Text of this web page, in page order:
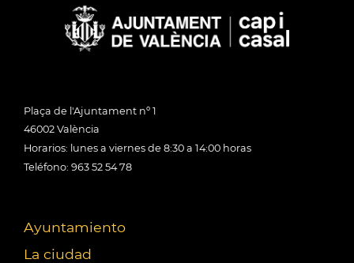
Plaça de l'Ajuntament nº 1
46002 València
Horarios: lunes a viernes de 8:30 a 14:00 horas
Teléfono: 963 52 54 78
Ayuntamiento
La ciudad